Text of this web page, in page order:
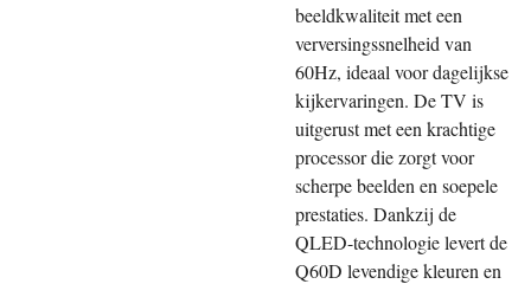
beeldkwaliteit met een
verversingssnelheid van
60Hz, ideaal voor dagelijkse
kijkervaringen. De TV is
uitgerust met een krachtige
processor die zorgt voor
scherpe beelden en soepele
prestaties. Dankzij de
QLED-technologie levert de
Q60D levendige kleuren en